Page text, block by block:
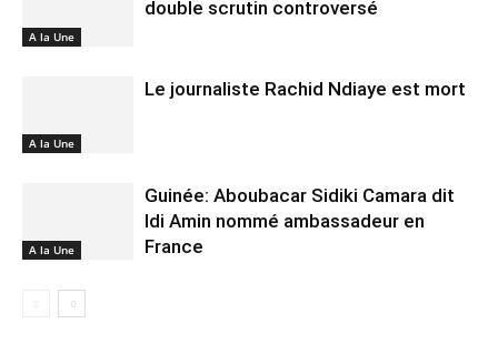
A la Une
double scrutin controversé
A la Une
Le journaliste Rachid Ndiaye est mort
A la Une
Guinée: Aboubacar Sidiki Camara dit
Idi Amin nommé ambassadeur en
France